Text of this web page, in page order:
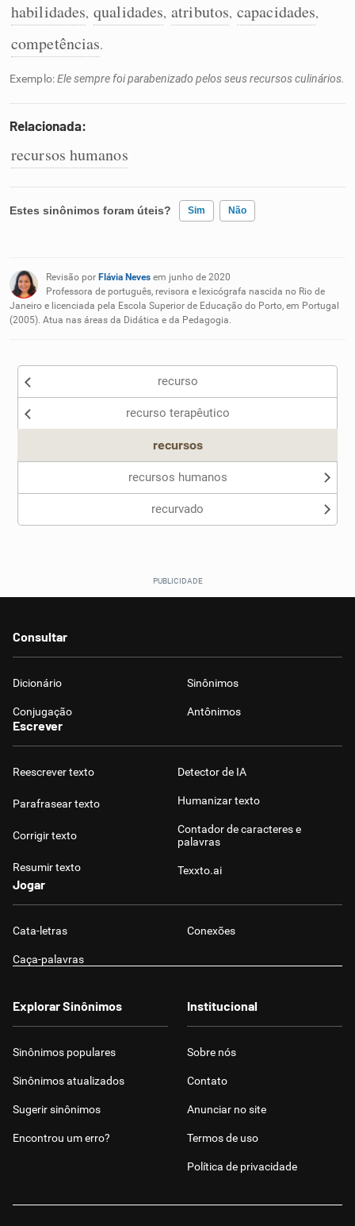
habilidades, qualidades, atributos, capacidades,
competências.
Exemplo:Ele sempre foi parabenizado pelos seus recursos culinários.
Relacionada:
recursos humanos
Estes sinônimos foram úteis? Sim Não
Nenhum dos sinônimos apresentados me ajudou
Outro
Revisão por Flávia Neves em junho de 2020
Professora de português, revisora e lexicógrafa nascida no Rio de
Janeiro e licenciada pela Escola Superior de Educação do Porto, em Portugal
(2005). Atua nas áreas da Didática e da Pedagogia.
recurso
recurso terapêutico
recursos
recursos humanos
recurvado
Consultar
Dicionário Sinônimos
Conjugação Antônimos
Escrever
Reescrever texto
Parafrasear texto
Corrigir texto
Resumir texto
Detector de IA
Humanizar texto
Contador de caracteres e
palavras
Texxto.ai
Jogar
Cata-letras Conexões
Caça-palavras
Explorar Sinônimos
Sinônimos populares
Sinônimos atualizados
Sugerir sinônimos
Encontrou um erro?
Institucional
Sobre nós
Contato
Anunciar no site
Termos de uso
Política de privacidade